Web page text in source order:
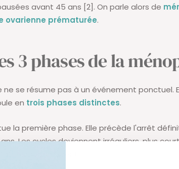
avant 45 ans [2]. On parle alors de
ovarienne prématurée.
3 phases de la
se résume pas à un événement ponctuel.
en trois phases distinctes.
la première phase. Elle précède l'arrêt
Les cycles deviennent irréguliers, plus